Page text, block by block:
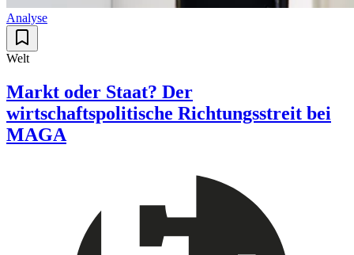
Analyse
Welt
Markt oder Staat? Der
wirtschaftspolitische Richtungsstreit bei
MAGA